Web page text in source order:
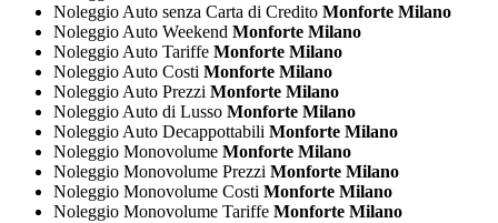
Noleggio Auto senza Carta di Credito Monforte Milano
Noleggio Auto Weekend Monforte Milano
Noleggio Auto Tariffe Monforte Milano
Noleggio Auto Costi Monforte Milano
Noleggio Auto Prezzi Monforte Milano
Noleggio Auto di Lusso Monforte Milano
Noleggio Auto Decappottabili Monforte Milano
Noleggio Monovolume Monforte Milano
Noleggio Monovolume Prezzi Monforte Milano
Noleggio Monovolume Costi Monforte Milano
Noleggio Monovolume Tariffe Monforte Milano